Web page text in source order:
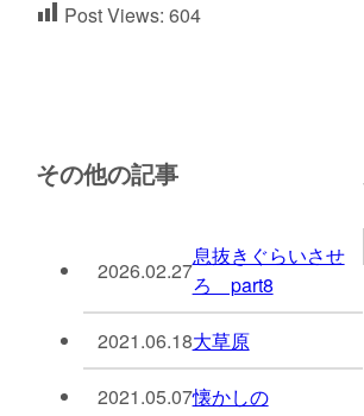
Post Views: 604
その他の記事
2026.02.27
息抜きぐらいさせ
ろ part8
2021.06.18大草原
2021.05.07懐かしの